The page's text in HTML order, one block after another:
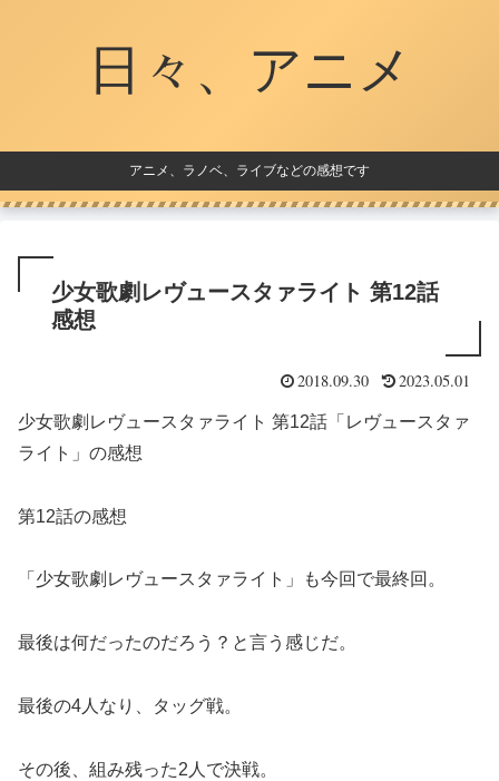
日々、アニメ
アニメ、ラノベ、ライブなどの感想です
少女歌劇レヴュースタァライト 第12話
感想
2018.09.30 2023.05.01
少女歌劇レヴュースタァライト 第12話「レヴュースタァ
ライト」の感想
第12話の感想
「少女歌劇レヴュースタァライト」も今回で最終回。
最後は何だったのだろう？と言う感じだ。
最後の4人なり、タッグ戦。
その後、組み残った2人で決戦。